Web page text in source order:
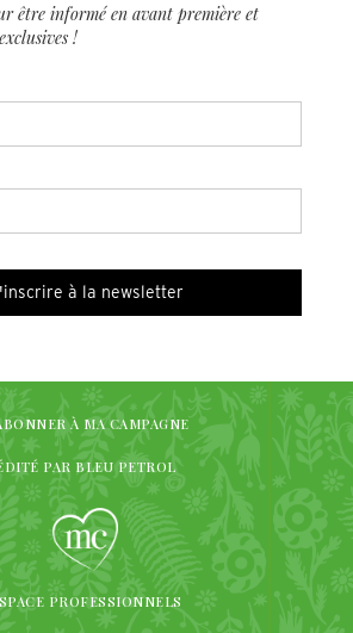
être informé en avant première et
!
À MA CAMPAGNE
PAR BLEU PETROL
PROFESSIONNELS